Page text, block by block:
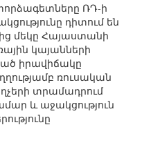
ՌԴ-ի
դիտում են
մեկը Հայաստանի
կայանների
իրավիճակը
ռուսական
տրամադրում
և աջակցություն